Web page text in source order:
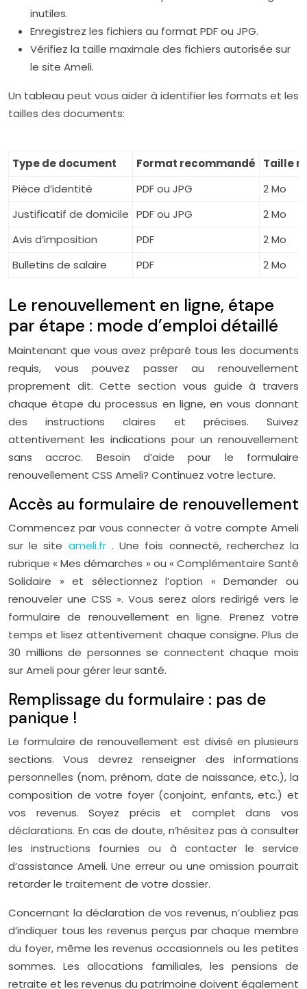
inutiles.
Enregistrez les fichiers au format PDF ou JPG.
Vérifiez la taille maximale des fichiers autorisée sur
le site Ameli.
Un tableau peut vous aider à identifier les formats et les
tailles des documents:
Type de document Format recommandé
Taille
Pièce d’identité
PDF ou JPG
2 Mo
Justificatif de domicile PDF ou JPG
2 Mo
Avis d’imposition
PDF
2 Mo
Bulletins de salaire
PDF 2 Mo
Le renouvellement en ligne, étape
par étape : mode d’emploi détaillé
Maintenant que vous avez préparé tous les documents
requis, vous pouvez passer au renouvellement
proprement dit. Cette section vous guide à travers
chaque étape du processus en ligne, en vous donnant
des instructions claires et précises. Suivez
attentivement les indications pour un renouvellement
sans accroc. Besoin d’aide pour le formulaire
renouvellement CSS Ameli? Continuez votre lecture.
Accès au formulaire de renouvellement
Commencez par vous connecter à votre compte Ameli
sur le site ameli.fr . Une fois connecté, recherchez la
rubrique « Mes démarches » ou « Complémentaire Santé
Solidaire » et sélectionnez l’option « Demander ou
renouveler une CSS ». Vous serez alors redirigé vers le
formulaire de renouvellement en ligne. Prenez votre
temps et lisez attentivement chaque consigne. Plus de
30 millions de personnes se connectent chaque mois
sur Ameli pour gérer leur santé.
Remplissage du formulaire : pas de
panique !
Le formulaire de renouvellement est divisé en plusieurs
sections. Vous devrez renseigner des informations
personnelles (nom, prénom, date de naissance, etc.), la
composition de votre foyer (conjoint, enfants, etc.) et
vos revenus. Soyez précis et complet dans vos
déclarations. En cas de doute, n’hésitez pas à consulter
les instructions fournies ou à contacter le service
d’assistance Ameli. Une erreur ou une omission pourrait
retarder le traitement de votre dossier.
Concernant la déclaration de vos revenus, n’oubliez pas
d’indiquer tous les revenus perçus par chaque membre
du foyer, même les revenus occasionnels ou les petites
sommes. Les allocations familiales, les pensions de
retraite et les revenus du patrimoine doivent également